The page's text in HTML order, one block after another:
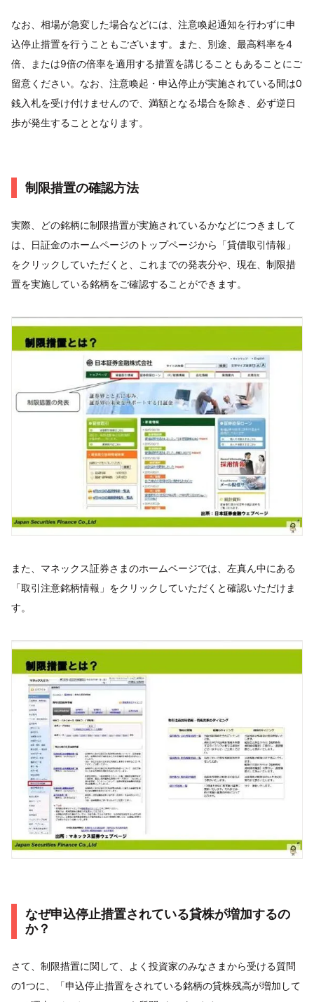
なお、相場が急変した場合などには、注意喚起通知を行わずに申
込停止措置を行うこともございます。また、別途、最高料率を4
倍、または9倍の倍率を適用する措置を講じることもあることにご
留意ください。なお、注意喚起・申込停止が実施されている間は0
銭入札を受け付けませんので、満額となる場合を除き、必ず逆日
歩が発生することとなります。
制限措置の確認方法
実際、どの銘柄に制限措置が実施されているかなどにつきまして
は、日証金のホームページのトップページから「貸借取引情報」
をクリックしていただくと、これまでの発表分や、現在、制限措
置を実施している銘柄をご確認することができます。
また、マネックス証券さまのホームページでは、左真ん中にある
「取引注意銘柄情報」をクリックしていただくと確認いただけま
す。
なぜ申込停止措置されている貸株が増加するの
か？
さて、制限措置に関して、よく投資家のみなさまから受ける質問
の1つに、「申込停止措置をされている銘柄の貸株残高が増加して